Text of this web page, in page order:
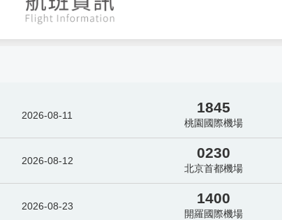
2026-08-11 1845
桃園國際機場
2026-08-12 0230
北京首都機場
2026-08-23 1400
開羅國際機場